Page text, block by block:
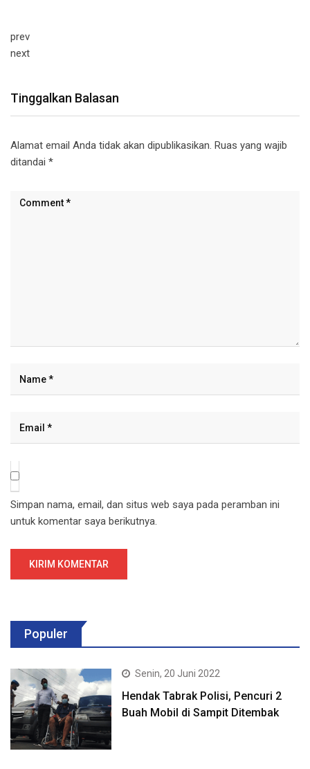
prev
next
Tinggalkan Balasan
Alamat email Anda tidak akan dipublikasikan. Ruas yang wajib
ditandai *
Simpan nama, email, dan situs web saya pada peramban ini
untuk komentar saya berikutnya.
Populer
Senin, 20 Juni 2022
Hendak Tabrak Polisi, Pencuri 2
Buah Mobil di Sampit Ditembak